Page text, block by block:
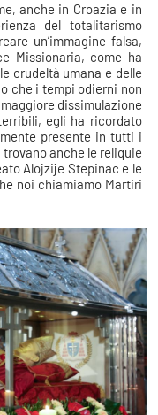
anche in Croazia e in
del totalitarismo
un’immagine falsa,
Missionaria, come ha
crudeltà umana e delle
che i tempi odierni non
dissimulazione
egli ha ricordato
presente in tutti i
anche le reliquie
Alojzije Stepinac e le
noi chiamiamo Martiri